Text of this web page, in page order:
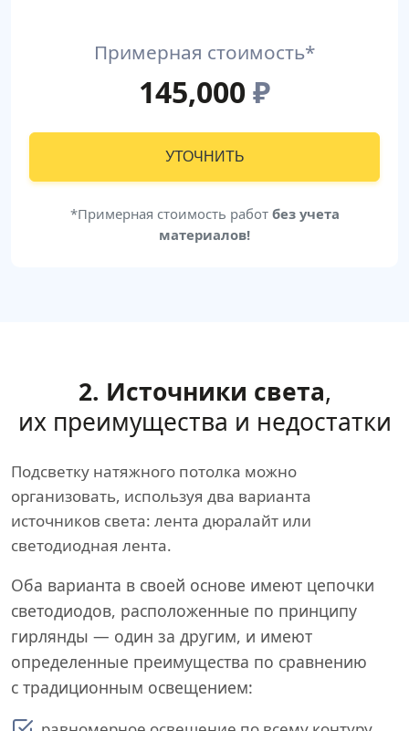
Примерная стоимость*
145,000₽
УТОЧНИТЬ
*Примерная стоимость работ без учета
материалов!
2. Источники света,
их преимущества и недостатки
Подсветку натяжного потолка можно
организовать, используя два варианта
источников света: лента дюралайт или
светодиодная лента.
Оба варианта в своей основе имеют цепочки
светодиодов, расположенные по принципу
гирлянды — один за другим, и имеют
определенные преимущества по сравнению
с традиционным освещением: